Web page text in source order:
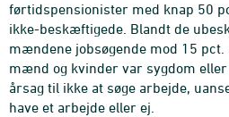
førtidspensionister med knap 50
ikke-beskæftigede. Blandt de
mændene jobsøgende mod 15
mænd og kvinder var sygdom
årsag til ikke at søge arbejde,
have et arbejde eller ej.